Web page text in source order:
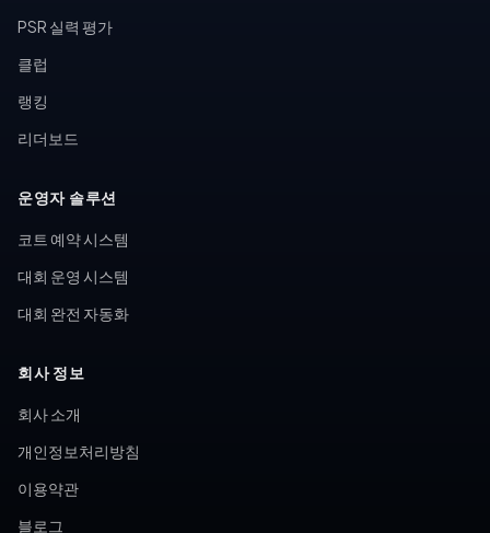
PSR 실력 평가
클럽
랭킹
리더보드
운영자 솔루션
코트 예약 시스템
대회 운영 시스템
대회 완전 자동화
회사 정보
회사 소개
개인정보처리방침
이용약관
블로그